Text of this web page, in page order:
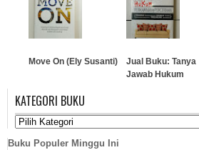
…
Move On (Ely Susanti)
Jual Buku: Tanya
Jawab Hukum
…
KATEGORI BUKU
Buku Populer Minggu Ini